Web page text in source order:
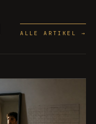
ALLE ARTIKEL →